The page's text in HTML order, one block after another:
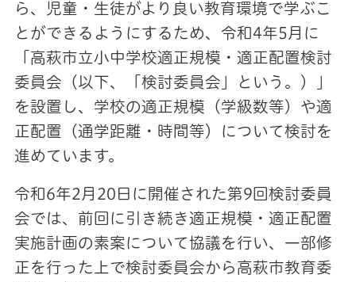
ら、児童・生徒がより良い教育環境で学ぶこ
とができるようにするため、令和4年5月に
「高萩市立小中学校適正規模・適正配置検討
委員会（以下、「検討委員会」という。）」
を設置し、学校の適正規模（学級数等）や適
正配置（通学距離・時間等）について検討を
進めています。
令和6年2月20日に開催された第9回検討委員
会では、前回に引き続き適正規模・適正配置
実施計画の素案について協議を行い、一部修
正を行った上で検討委員会から高萩市教育委